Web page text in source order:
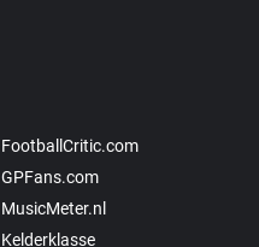
FootballCritic.com
GPFans.com
MusicMeter.nl
Kelderklasse